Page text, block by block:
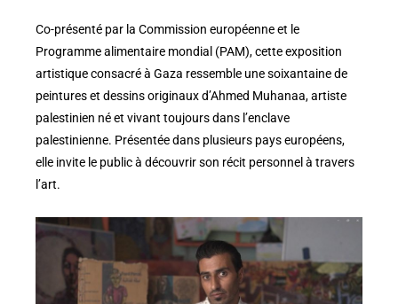
Co-présenté par la Commission européenne et le
Programme alimentaire mondial (PAM), cette exposition
artistique consacré à Gaza ressemble une soixantaine de
peintures et dessins originaux d’Ahmed Muhanaa, artiste
palestinien né et vivant toujours dans l’enclave
palestinienne. Présentée dans plusieurs pays européens,
elle invite le public à découvrir son récit personnel à travers
l’art.